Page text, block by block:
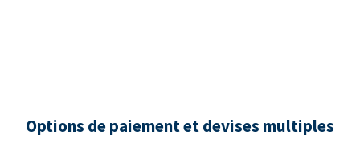
Options de paiement et devises multiples